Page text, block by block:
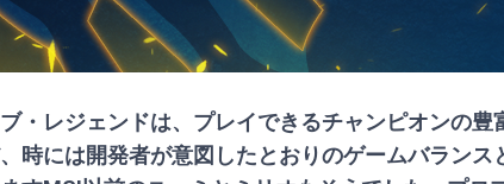
・レジェンドは、プレイできるチャンピオンの豊
時には開発者が意図したとおりのゲームバランス